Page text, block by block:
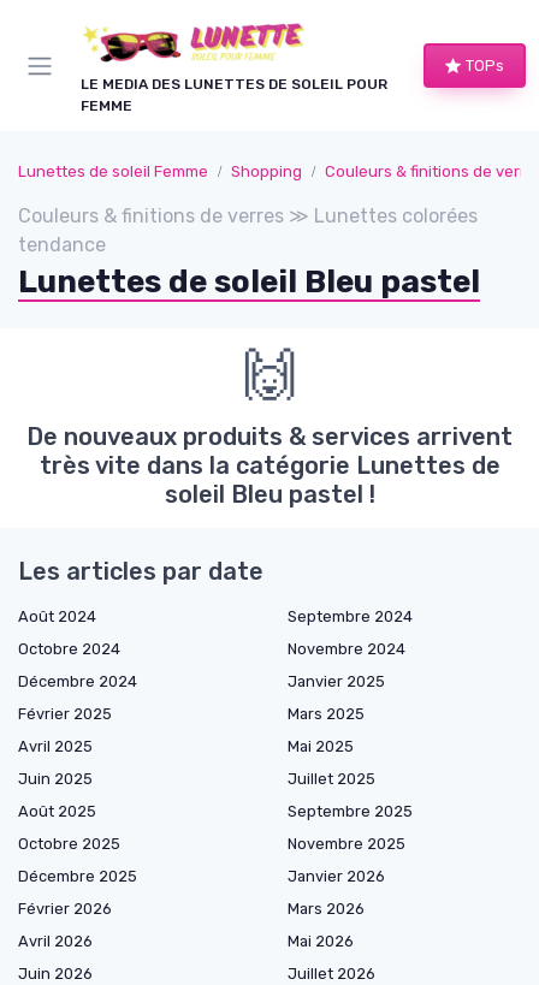
LE MEDIA DES LUNETTES DE SOLEIL POUR
FEMME
TOPs
Lunettes de soleil Femme Shopping Couleurs & finitions de verres
Couleurs & finitions de verres ≫ Lunettes colorées
tendance
Lunettes de soleil Bleu pastel
🙌
De nouveaux produits & services arrivent
très vite dans la catégorie Lunettes de
soleil Bleu pastel !
Les articles par date
Août 2024
Septembre 2024
Octobre 2024
Novembre 2024
Décembre 2024
Janvier 2025
Février 2025
Mars 2025
Avril 2025
Mai 2025
Juin 2025
Juillet 2025
Août 2025
Septembre 2025
Octobre 2025
Novembre 2025
Décembre 2025
Janvier 2026
Février 2026
Mars 2026
Avril 2026
Mai 2026
Juin 2026
Juillet 2026